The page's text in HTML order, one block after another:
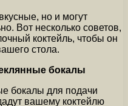
но и могут
Вот несколько советов,
коктейль, чтобы он
стола.
бокалы
бокалы для подачи
вашему коктейлю